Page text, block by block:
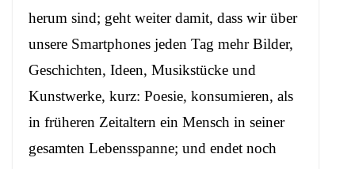
herum sind; geht weiter damit, dass wir über
unsere Smartphones jeden Tag mehr Bilder,
Geschichten, Ideen, Musikstücke und
Kunstwerke, kurz: Poesie, konsumieren, als
in früheren Zeitaltern ein Mensch in seiner
gesamten Lebensspanne; und endet noch